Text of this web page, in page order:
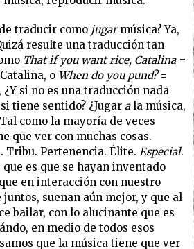
traducir como jugarmúsica? Ya,
resulte una traducción tan
That if you want rice, Catalina =
o When do you pund?=
¿Y si no es una traducción nada
tiene sentido? ¿Jugar ala música,
como la mayoría de veces
que ver con muchas cosas.
Tribu. Pertenencia. Élite. Especial.
es que se hayan inventado
en interacción con nuestro
juntos, suenan aún mejor, y que al
bailar, con lo alucinante que es
en medio de todos esos
que la música tiene que ver